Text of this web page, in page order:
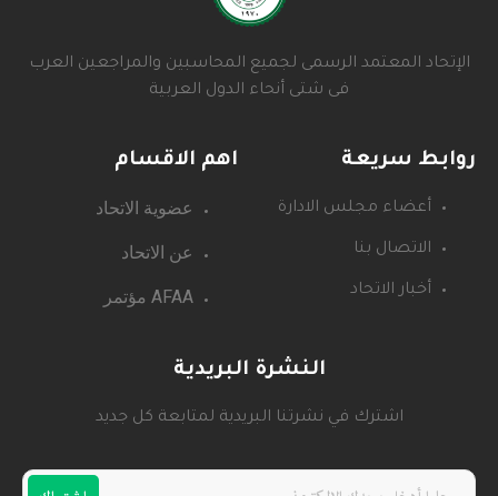
الإتحاد المعتمد الرسمى لجميع المحاسبين والمراجعين العرب
فى شتى أنحاء الدول العربية
روابط سريعة
أعضاء مجلس الادارة
الاتصال بنا
أخبار الاتحاد
اهم الاقسام
عضوية الاتحاد
عن الاتحاد
AFAA مؤتمر
النشرة البريدية
اشترك في نشرتنا البريدية لمتابعة كل جديد